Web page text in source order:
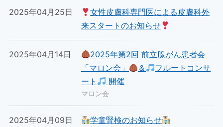
女性皮膚科専門医による皮膚科外
来スタートのお知らせ
2025年04月25日
2025年第2回 前立腺がん患者会
「マロン会」
＆
フルートコンサ
ート
開催
2025年04月14日
マロン会
学童腎検のお知らせ
2025年04月09日